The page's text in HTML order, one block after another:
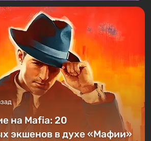
на Mafia: 20
экшенов в духе «Мафии»